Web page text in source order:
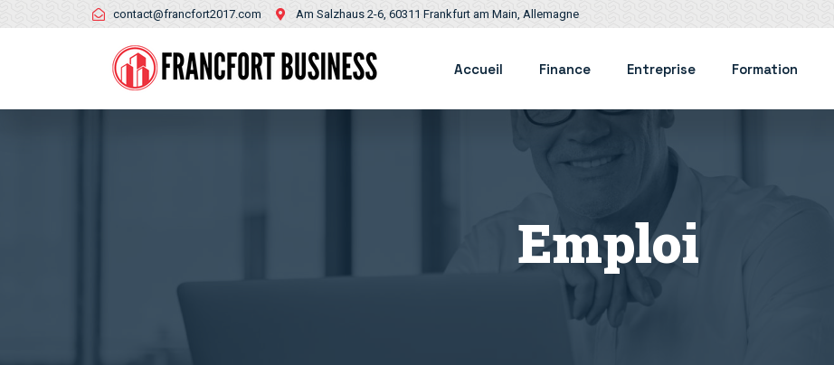
contact@francfort2017.com Am Salzhaus 2-6, 60311 Frankfurt am Main, Allemagne
Accueil Finance Entreprise Formation
Emploi